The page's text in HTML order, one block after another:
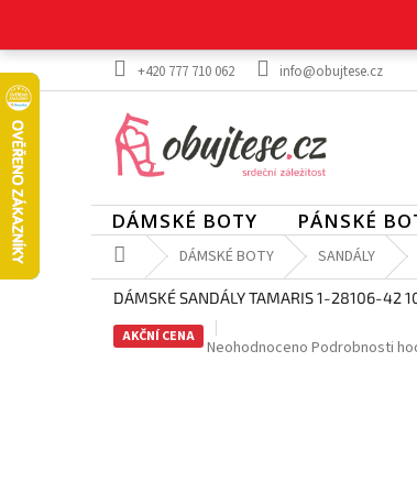
obsah
+420 777 710 062 info@obujtese.cz
DÁMSKÉ BOTY PÁNSKÉ
Domů DÁMSKÉ BOTY SANDÁLY
DÁMSKÉ SANDÁLY TAMARIS 1-28106-42
AKČNÍ CENA
Průměrné
Neohodnoceno Podrobnosti